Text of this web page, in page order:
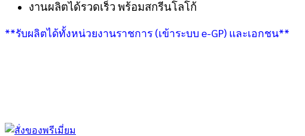
งานผลิตได้รวดเร็ว พร้อมสกรีนโลโก้
**รับผลิตได้ทั้งหน่วยงานราชการ (เข้าระบบ e-GP) และเอกชน**